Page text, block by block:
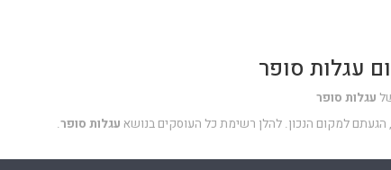
עגלות סופר
עגלות סופר
, הגעתם למקום הנכון. להלן רשימת כל העוסקים בנושא עגלות סופר.